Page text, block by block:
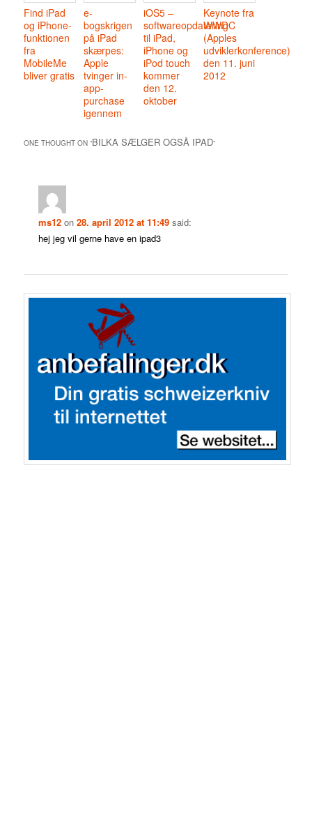
Find iPad
og iPhone-
funktionen
fra
MobileMe
bliver gratis
e-
bogskrigen
på iPad
skærpes:
Apple
tvinger in-
app-
purchase
igennem
iOS5 –
softwareopdatering
til iPad,
iPhone og
iPod touch
kommer
den 12.
oktober
Keynote fra
WWDC
(Apples
udviklerkonference)
den 11. juni
2012
ONE THOUGHT ON “BILKA SÆLGER OGSÅ IPAD”
ms12 on28. april 2012 at 11:49 said:
hej jeg vil gerne have en ipad3